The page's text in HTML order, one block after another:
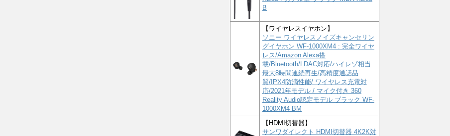
B
【ワイヤレスイヤホン】
ソニー ワイヤレスノイズキャンセリン
グイヤホン WF-1000XM4 : 完全ワイヤ
レス/Amazon Alexa搭
載/Bluetooth/LDAC対応/ハイレゾ相当
最大8時間連続再生/高精度通話品
質/IPX4防滴性能/ ワイヤレス充電対
応/2021年モデル / マイク付き 360
Reality Audio認定モデル ブラック WF-
1000XM4 BM
【HDMI切替器】
サンワダイレクト HDMI切替器 4K2K対